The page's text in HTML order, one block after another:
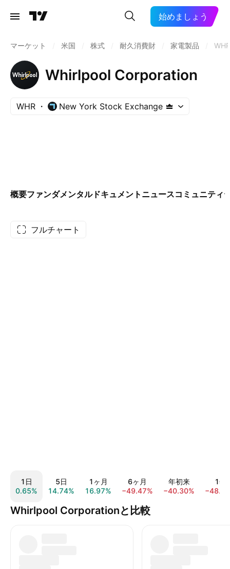
始めましょう
マーケット 米国 株式 耐久消費財 家電製品 WHR
Whirlpool Corporation
WHR New York Stock Exchange
概要ファンダメンタルドキュメント ニュースコミュニティ
フルチャート
1日
0.65%
5日
14.74%
1ヶ月
16.97%
6ヶ月
−49.47%
年初来
−40.30%
1年
Whirlpool Corporationと比較